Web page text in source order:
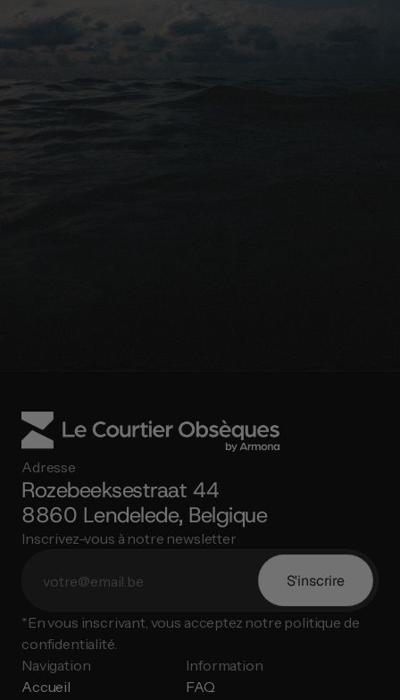
Adresse
Rozebeeksestraat 44
8860 Lendelede, Belgique
Inscrivez-vous à notre newsletter
S'inscrire
*En vous inscrivant, vous acceptez notre politique de
confidentialité.
Navigation
Accueil
Information
FAQ